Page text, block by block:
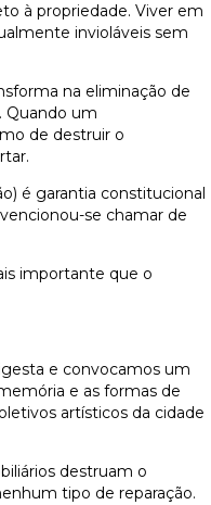
à propriedade. Viver em
invioláveis sem
na eliminação de
Quando um
de destruir o
é garantia constitucional
se chamar de
importante que o
e convocamos um
e as formas de
artísticos da cidade
destruam o
tipo de reparação.